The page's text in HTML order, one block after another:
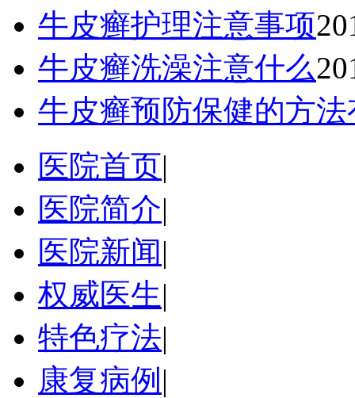
牛皮癣护理注意事项
牛皮癣洗澡注意什么
牛皮癣预防保健的方
医院首页|
医院简介|
医院新闻|
权威医生|
特色疗法|
康复病例 |